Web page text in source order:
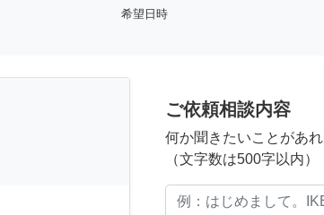
希望日時
ご依頼相談内容
何か聞きたいことがあ
（文字数は500字以内）